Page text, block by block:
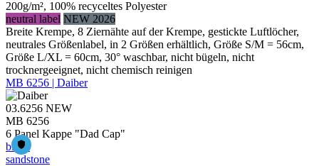
200g/m², 100% recyceltes Polyester
neutral label NEW 2026
Breite Krempe, 8 Ziernähte auf der Krempe, gestickte Luftlöcher,
neutrales Größenlabel, in 2 Größen erhältlich, Größe S/M = 56cm,
Größe L/XL = 60cm, 30° waschbar, nicht bügeln, nicht
trocknergeeignet, nicht chemisch reinigen
MB 6256 | Daiber
03.6256 NEW
MB 6256
6 Panel Kappe "Dad Cap"
black
sandstone